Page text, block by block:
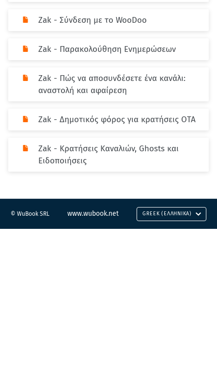
Zak - Σύνδεση με το WooDoo
Zak - Παρακολούθηση Ενημερώσεων
Zak - Πώς να αποσυνδέσετε ένα κανάλι:
αναστολή και αφαίρεση
Zak - Δημοτικός φόρος για κρατήσεις ΟΤΑ
Zak - Κρατήσεις Καναλιών, Ghosts και
Ειδοποιήσεις
© WuBook SRL www.wubook.net GREEK (ΕΛΛΗΝΙΚΆ)